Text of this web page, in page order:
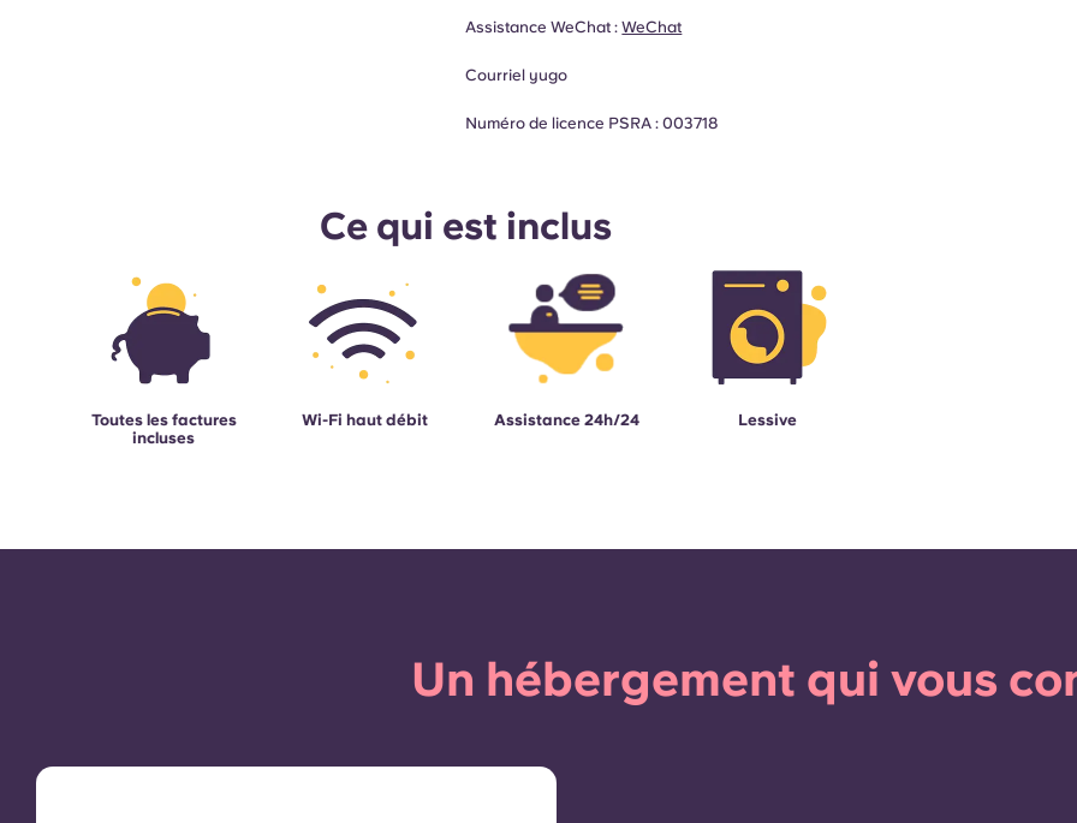
Assistance WeChat : WeChat
Courriel yugo
Numéro de licence PSRA : 003718
Ce qui est inclus
Toutes les factures
incluses
Wi-Fi haut débit Assistance 24h/24 Lessive
Un hébergement qui vous